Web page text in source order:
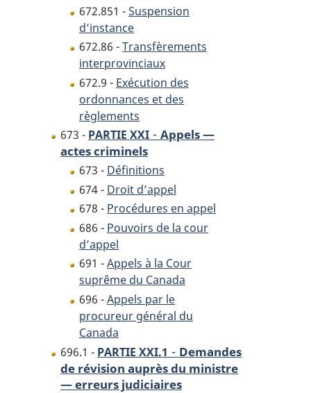
672.851 -Suspension
d’instance
672.86 -Transfèrements
interprovinciaux
672.9 - Exécution des
ordonnances et des
règlements
673 - PARTIE XXI - Appels —
actes criminels
673 - Définitions
674 - Droit d’appel
678 - Procédures en appel
686 - Pouvoirs de la cour
d’appel
691 -Appels à la Cour
suprême du Canada
696 -Appels par le
procureur général du
Canada
696.1 - PARTIE XXI.1 - Demandes
de révision auprès du ministre
— erreurs judiciaires